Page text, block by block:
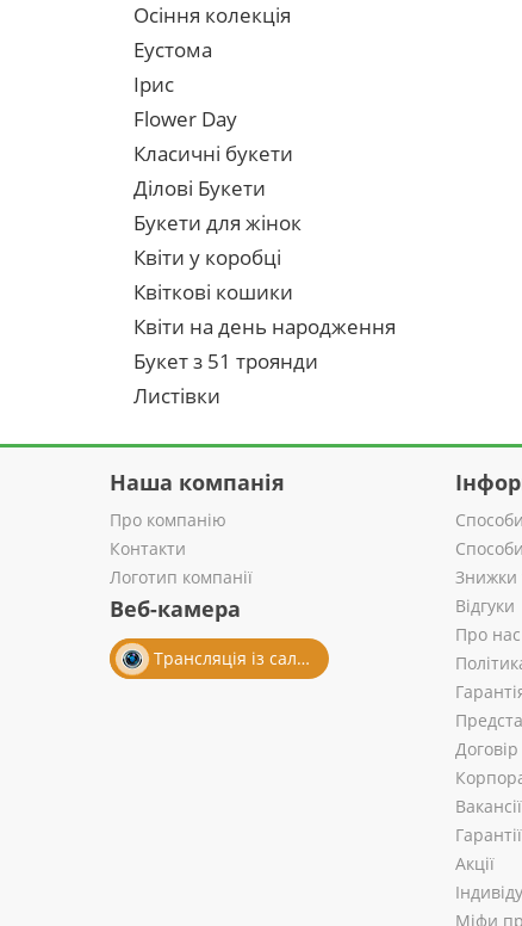
Осіння колекція
Еустома
Ірис
Flower Day
Класичні букети
Ділові Букети
Букети для жінок
Квіти у коробці
Квіткові кошики
Квіти на день народження
Букет з 51 троянди
Листівки
Наша компанія
Про компанію
Контакти
Логотип компанії
Веб-камера
Трансляція із салону
Знижки
Відгуки
Про нас
Вакансії
Акції
Міфи